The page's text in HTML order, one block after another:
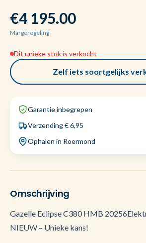
€4 195.00
Margeregeling
Dit unieke stuk is verkocht
Zelf iets soortgelijks
Garantie inbegrepen
Verzending € 6,95
Ophalen in Roermond
Omschrijving
Gazelle Eclipse C380 HMB
NIEUW – Unieke kans!